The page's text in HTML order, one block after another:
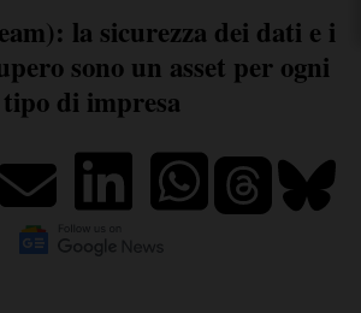
la sicurezza dei dati e i
sono un asset per ogni
tipo di impresa